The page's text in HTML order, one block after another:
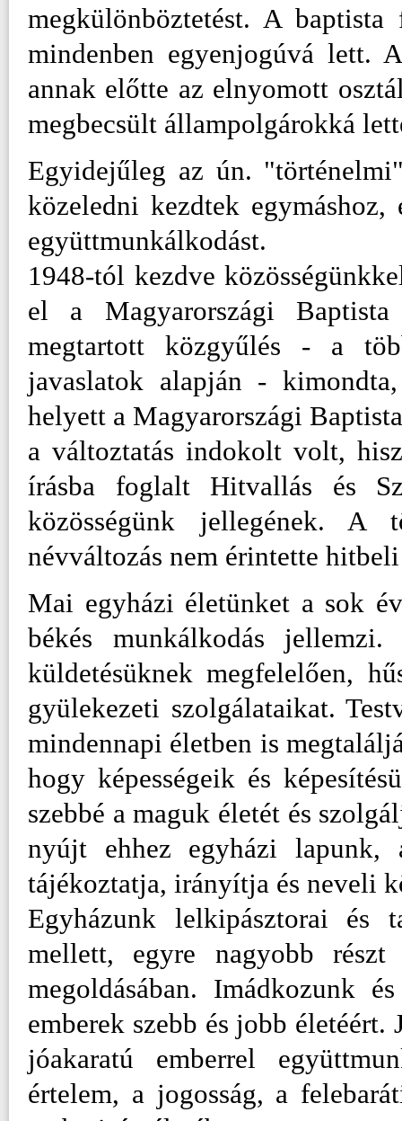
megkülönböztetést. A
mindenben egyenjogúvá lett.
annak előtte az elnyomott
megbecsült állampolgárokká
Egyidejűleg az ún.
közeledni kezdtek
együttmunkálkodást.
1948-tól kezdve
el a Magyarországi
megtartott közgyűlés - a
javaslatok alapján -
helyett a Magyarországi
a változtatás indokolt volt,
írásba foglalt Hitvallás és
közösségünk jellegének. A
névváltozás nem érintette
Mai egyházi életünket a sok
békés munkálkodás
küldetésüknek megfelelően,
gyülekezeti szolgálataikat.
mindennapi életben is
hogy képességeik és
szebbé a maguk életét és
nyújt ehhez egyházi
tájékoztatja, irányítja és neveli
Egyházunk lelkipásztorai és
mellett, egyre nagyobb
megoldásában. Imádkozunk
emberek szebb és jobb
jóakaratú emberrel
értelem, a jogosság, a